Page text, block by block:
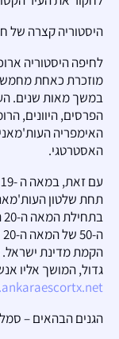
היסטוריה קצרה של
לחיפה היסטוריה
מוזכרת כאחת מחמש
במשך מאות שנים.
הפרסים, היוונים,
האימפריה
האסטרטגי.
תחת שלטון
הקמת מדינת ישראל.
גדול, המושך אליו
הגנים הבהאים –